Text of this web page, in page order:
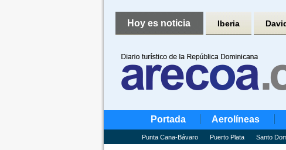
Hoy es noticia Iberia
Portada Aerolíneas
Punta Cana-Bávaro Puerto Plata Santo